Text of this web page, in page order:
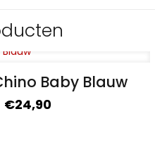
Baby Blauw
€24,90